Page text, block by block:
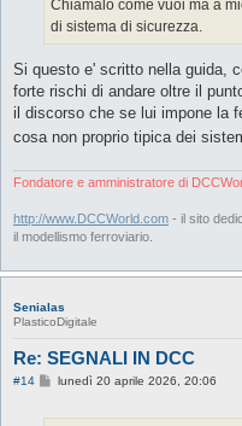
Chiamalo come vuoi ma a
di sistema di sicurezza.
Si questo e' scritto nella guida,
forte rischi di andare oltre il
il discorso che se lui impone la
cosa non proprio tipica dei
Fondatore e amministratore di
http://www.DCCWorld.com - il sito
il modellismo ferroviario.
Senialas
PlasticoDigitale
Re: SEGNALI IN DCC
#14
Mlunedì 20 aprile 2026, 20:06